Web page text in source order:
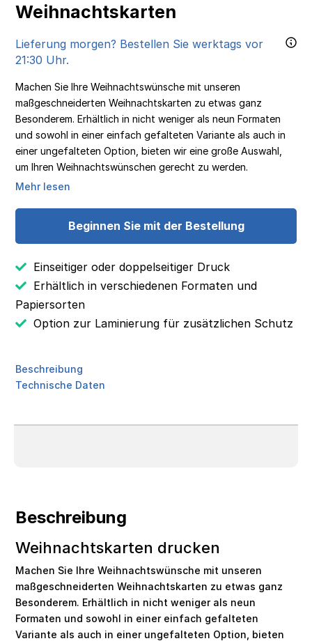
Weihnachtskarten
Lieferung morgen? Bestellen Sie werktags vor
21:30 Uhr.
Machen Sie Ihre Weihnachtswünsche mit unseren
maßgeschneiderten Weihnachtskarten zu etwas ganz
Besonderem. Erhältlich in nicht weniger als neun Formaten
und sowohl in einer einfach gefalteten Variante als auch in
einer ungefalteten Option, bieten wir eine große Auswahl,
um Ihren Weihnachtswünschen gerecht zu werden.
Mehr lesen
Beginnen Sie mit der Bestellung
Einseitiger oder doppelseitiger Druck
Erhältlich in verschiedenen Formaten und
Papiersorten
Option zur Laminierung für zusätzlichen Schutz
Beschreibung
Technische Daten
Beschreibung
Weihnachtskarten drucken
Machen Sie Ihre Weihnachtswünsche mit unseren
maßgeschneiderten Weihnachtskarten zu etwas ganz
Besonderem. Erhältlich in nicht weniger als neun
Formaten und sowohl in einer einfach gefalteten
Variante als auch in einer ungefalteten Option, bieten